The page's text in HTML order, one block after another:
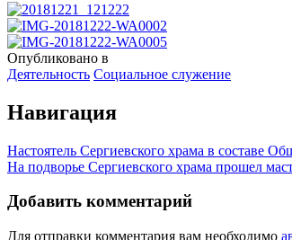
Опубликовано в
Деятельность Социальное служение
Навигация
Настоятель Сергиевского храма в
На подворье Сергиевского храма прошел
Добавить комментарий
Для отправки комментария вам необходимо